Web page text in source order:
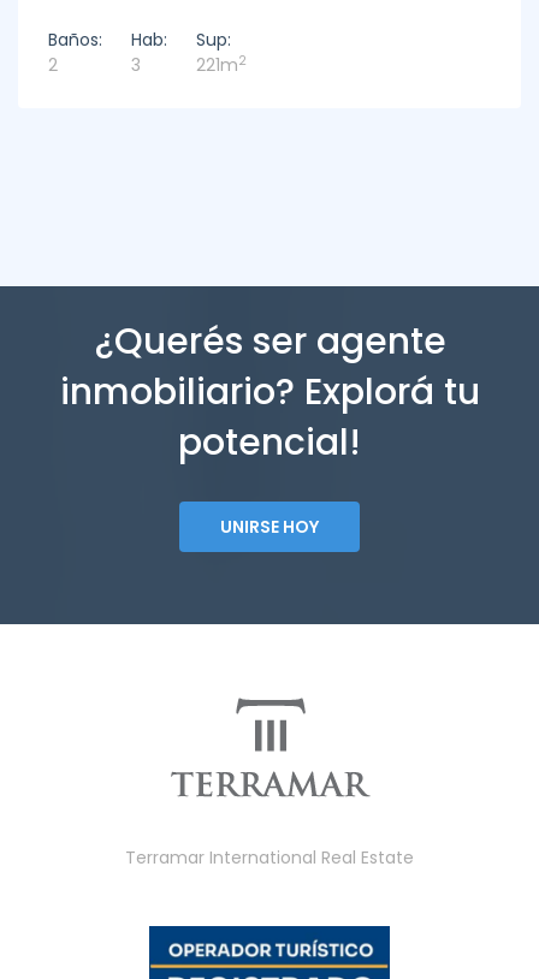
Baños:
2
Hab:
3
Sup:
221m2
¿Querés ser agente
inmobiliario? Explorá tu
potencial!
UNIRSE HOY
Terramar International Real Estate